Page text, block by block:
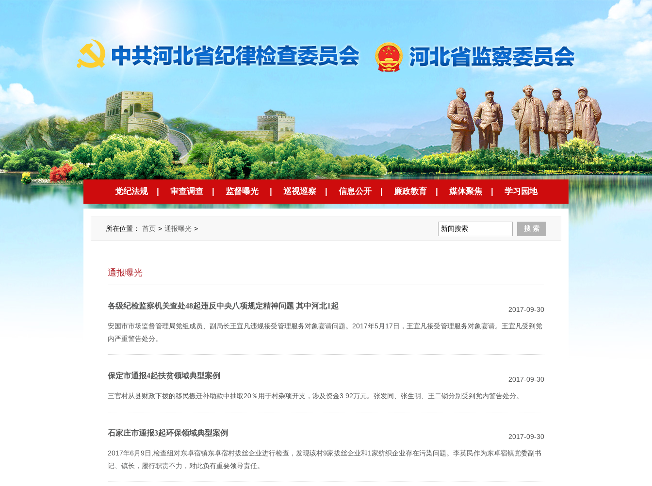
党纪法规 | 审查调查 | 监督曝光 | 巡视巡察 | 信息公开 | 廉政教育 | 媒体聚焦 | 学习园地
所在位置： 首页 > 通报曝光 >
通报曝光
各级纪检监察机关查处48起违反中央八项规定精神问题 其中河北1起 2017-09-30
安国市市场监督管理局党组成员、副局长王宜凡违规接受管理服务对象宴请问题。2017年5月17日，王宜凡接受管理服务对象宴请。王宜凡受到党
内严重警告处分。
保定市通报4起扶贫领域典型案例 2017-09-30
三官村从县财政下拨的移民搬迁补助款中抽取20％用于村杂项开支，涉及资金3.92万元。张发同、张生明、王二锁分别受到党内警告处分。
石家庄市通报3起环保领域典型案例 2017-09-30
2017年6月9日,检查组对东卓宿镇东卓宿村拔丝企业进行检查，发现该村9家拔丝企业和1家纺织企业存在污染问题。李英民作为东卓宿镇党委副书
记、镇长，履行职责不力，对此负有重要领导责任。